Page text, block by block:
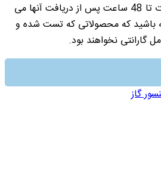
مهلت تست و بررسی قطعات تا 48 ساعت پس از دریافت آنها می
باشید که محصولاتی که تست شده و
گارانتی نخواهند بود.
گاز